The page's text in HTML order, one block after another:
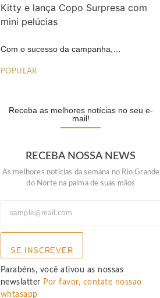
Com o sucesso da campanha,…
POPULAR
Receba as melhores notícias no seu e-
mail!
RECEBA NOSSA NEWS
As melhores noticias da semana no Rio Grande
do Norte na palma de suas mãos
SE INSCREVER
Parabéns, você ativou as nossas
newslatter Por favor, contate nossao
whtasapp